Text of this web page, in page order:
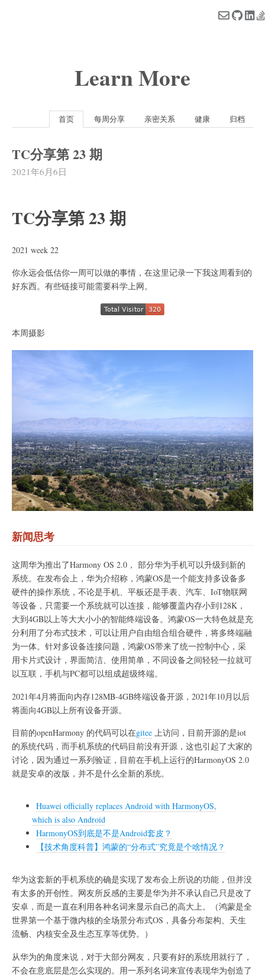
Learn More
首页 每周分享 亲密关系 健康 归档
TC分享第 23 期
2021年6月6日
TC分享第 23 期
2021 week 22
你永远会低估你一周可以做的事情，在这里记录一下我这周看到的
好东西。有些链接可能需要科学上网。
本周摄影
新闻思考
这周华为推出了Harmony OS 2.0， 部分华为手机可以升级到新的
系统。在发布会上，华为介绍称，鸿蒙OS是一个能支持多设备多
硬件的操作系统，不论是手机、平板还是手表、汽车、IoT物联网
等设备，只需要一个系统就可以连接，能够覆盖内存小到128K，
大到4GB以上等大大小小的智能终端设备。鸿蒙OS一大特色就是充
分利用了分布式技术，可以让用户自由组合组合硬件，将多终端融
为一体。针对多设备连接问题，鸿蒙OS带来了统一控制中心，采
用卡片式设计，界面简洁、使用简单，不同设备之间轻轻一拉就可
以互联，手机与PC都可以组成超级终端。
2021年4月将面向内存128MB-4GB终端设备开源，2021年10月以后
将面向4GB以上所有设备开源。
目前的openHarmony 的代码可以在gitee 上访问，目前开源的是iot
的系统代码，而手机系统的代码目前没有开源，这也引起了大家的
讨论，因为通过一系列验证，目前在手机上运行的HarmonyOS 2.0
就是安卓的改版，并不是什么全新的系统。
Huawei officially replaces Android with HarmonyOS,
which is also Android
HarmonyOS到底是不是Android套皮？
【技术角度科普】鸿蒙的“分布式”究竟是个啥情况？
华为这套新的手机系统的确是实现了发布会上所说的功能，但并没
有太多的开创性。网友所反感的主要是华为并不承认自己只是改了
安卓，而是一直在利用各种名词来显示自己的高大上。（鸿蒙是全
世界第一个基于微内核的全场景分布式OS，具备分布架构、天生
流畅、内核安全及生态互享等优势。）
从华为的角度来说，对于大部分网友，只要有好的系统用就行了，
不会在意底层是怎么实现的。用一系列名词来宣传表现华为创造了